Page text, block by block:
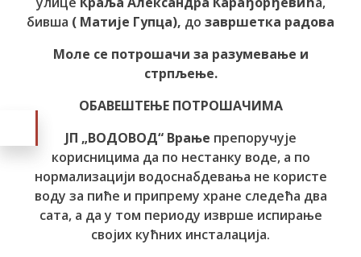
бивша ( Матије Гупца), до завршетка радова
Моле се потрошачи за разумевање и
стрпљење.
ОБАВЕШТЕЊЕ ПОТРОШАЧИМА
ЈП „ВОДОВОД“ Врање препоручује
корисницима да по нестанку воде, а по
нормализацији водоснабдевања не користе
воду за пиће и припрему хране следећа два
сата, а да у том периоду изврше испирање
својих кућних инсталација.